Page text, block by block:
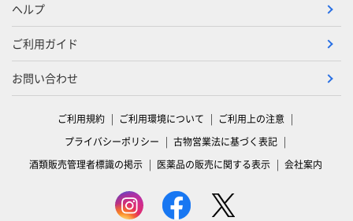
ヘルプ
ご利用ガイド
お問い合わせ
ご利用規約 ご利用環境について
ご利用上の注意
プライバシーポリシー
古物営業法に基づく表記
酒類販売管理者標識の掲示
医薬品の販売に関する表示 会社案内